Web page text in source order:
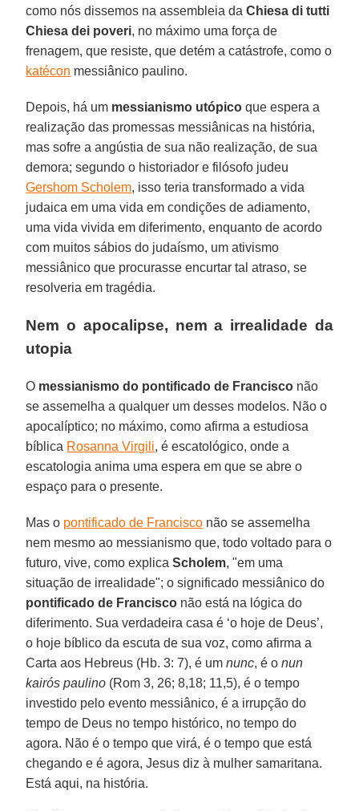
como nós dissemos na assembleia daChiesa di tutti
Chiesa dei poveri, no máximo uma força de
frenagem, que resiste, que detém a catástrofe, como o
katécon messiânico paulino.
Depois, há um messianismo utópico que espera a
realização das promessas messiânicas na história,
mas sofre a angústia de sua não realização, de sua
demora; segundo o historiador e filósofo judeu
Gershom Scholem, isso teria transformado a vida
judaica em uma vida em condições de adiamento,
uma vida vivida em diferimento, enquanto de acordo
com muitos sábios do judaísmo, um ativismo
messiânico que procurasse encurtar tal atraso, se
resolveria em tragédia.
Nem o apocalipse, nem a irrealidade da
utopia
O messianismo do pontificado de Francisco não
se assemelha a qualquer um desses modelos. Não o
apocalíptico; no máximo, como afirma a estudiosa
bíblica Rosanna Virgili, é escatológico, onde a
escatologia anima uma espera em que se abre o
espaço para o presente.
Mas o pontificado de Francisco não se assemelha
nem mesmo ao messianismo que, todo voltado para o
futuro, vive, como explicaScholem, "em uma
situação de irrealidade"; o significado messiânico do
pontificado de Francisco não está na lógica do
diferimento. Sua verdadeira casa é ‘o hoje de Deus’,
o hoje bíblico da escuta de sua voz, como afirma a
Carta aos Hebreus (Hb. 3: 7), é umnunc, é onun
kairós paulino (Rom 3, 26; 8,18; 11,5), é o tempo
investido pelo evento messiânico, é a irrupção do
tempo de Deus no tempo histórico, no tempo do
agora. Não é o tempo que virá, é o tempo que está
chegando e é agora, Jesus diz à mulher samaritana.
Está aqui, na história.